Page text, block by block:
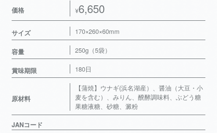
価格 ¥6,650
サイズ 170×260×60mm
容量 250g（5袋）
賞味期限 180日
原材料
【蒲焼】ウナギ(浜名湖産）、醤油（大豆・小
麦を含む）、みりん、醗酵調味料、ぶどう糖
果糖液糖、砂糖、澱粉
JANコード